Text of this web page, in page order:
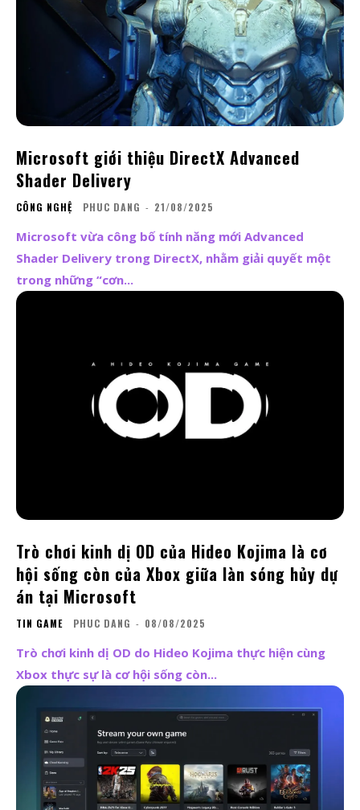
Microsoft giới thiệu DirectX Advanced
Shader Delivery
CÔNG NGHỆ PHUC DANG - 21/08/2025
Microsoft vừa công bố tính năng mới Advanced
Shader Delivery trong DirectX, nhằm giải quyết một
trong những “cơn...
Trò chơi kinh dị OD của Hideo Kojima là cơ
hội sống còn của Xbox giữa làn sóng hủy dự
án tại Microsoft
TIN GAME PHUC DANG - 08/08/2025
Trò chơi kinh dị OD do Hideo Kojima thực hiện cùng
Xbox thực sự là cơ hội sống còn...